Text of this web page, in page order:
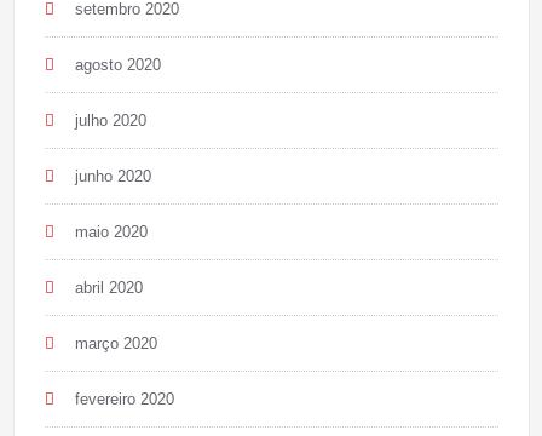
setembro 2020
agosto 2020
julho 2020
junho 2020
maio 2020
abril 2020
março 2020
fevereiro 2020